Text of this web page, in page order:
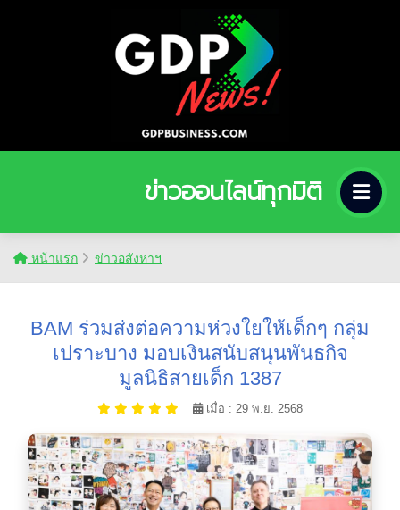
ข่าวออนไลน์ทุกมิติ
หน้าแรก ข่าวอสังหาฯ
BAM ร่วมส่งต่อความห่วงใยให้เด็กๆ กลุ่ม
เปราะบาง มอบเงินสนับสนุนพันธกิจ
มูลนิธิสายเด็ก 1387
เมื่อ : 29 พ.ย. 2568